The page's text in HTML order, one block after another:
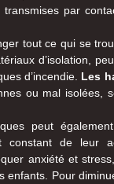
par
tout ce qui se
d’isolation,
d’incendie. Les
ou mal isolées,
peut
constant de leur
anxiété et
enfants. Pour